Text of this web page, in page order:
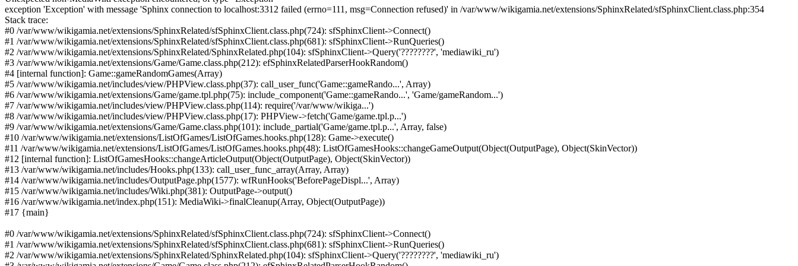
exception 'Exception' with message 'Sphinx connection to localhost:3312 failed (errno=111, msg=Connection refused)' in /var/www/wikigamia.net/extensions/SphinxRelated/sfSphinxClient.class.php:354
Stack trace:
#0 /var/www/wikigamia.net/extensions/SphinxRelated/sfSphinxClient.class.php(724): sfSphinxClient->Connect()
#1 /var/www/wikigamia.net/extensions/SphinxRelated/sfSphinxClient.class.php(681): sfSphinxClient->RunQueries()
#2 /var/www/wikigamia.net/extensions/SphinxRelated/SphinxRelated.php(104): sfSphinxClient->Query('????????', 'mediawiki_ru')
#3 /var/www/wikigamia.net/extensions/Game/Game.class.php(212): efSphinxRelatedParserHookRandom()
#4 [internal function]: Game::gameRandomGames(Array)
#5 /var/www/wikigamia.net/includes/view/PHPView.class.php(37): call_user_func('Game::gameRando...', Array)
#6 /var/www/wikigamia.net/extensions/Game/game.tpl.php(75): include_component('Game::gameRando...', 'Game/gameRandom...')
#7 /var/www/wikigamia.net/includes/view/PHPView.class.php(114): require('/var/www/wikiga...')
#8 /var/www/wikigamia.net/includes/view/PHPView.class.php(17): PHPView->fetch('Game/game.tpl.p...')
#9 /var/www/wikigamia.net/extensions/Game/Game.class.php(101): include_partial('Game/game.tpl.p...', Array, false)
#10 /var/www/wikigamia.net/extensions/ListOfGames/ListOfGames.hooks.php(128): Game->execute()
#11 /var/www/wikigamia.net/extensions/ListOfGames/ListOfGames.hooks.php(48): ListOfGamesHooks::changeGameOutput(Object(OutputPage), Object(SkinVector))
#12 [internal function]: ListOfGamesHooks::changeArticleOutput(Object(OutputPage), Object(SkinVector))
#13 /var/www/wikigamia.net/includes/Hooks.php(133): call_user_func_array(Array, Array)
#14 /var/www/wikigamia.net/includes/OutputPage.php(1577): wfRunHooks('BeforePageDispl...', Array)
#15 /var/www/wikigamia.net/includes/Wiki.php(381): OutputPage->output()
#16 /var/www/wikigamia.net/index.php(151): MediaWiki->finalCleanup(Array, Object(OutputPage))
#17 {main}
#0 /var/www/wikigamia.net/extensions/SphinxRelated/sfSphinxClient.class.php(724): sfSphinxClient->Connect()
#1 /var/www/wikigamia.net/extensions/SphinxRelated/sfSphinxClient.class.php(681): sfSphinxClient->RunQueries()
#2 /var/www/wikigamia.net/extensions/SphinxRelated/SphinxRelated.php(104): sfSphinxClient->Query('????????', 'mediawiki_ru')